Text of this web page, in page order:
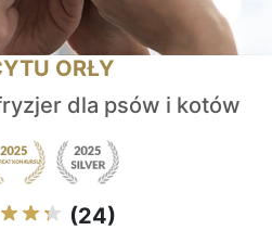
ORŁY
dla psów i kotów
(24)